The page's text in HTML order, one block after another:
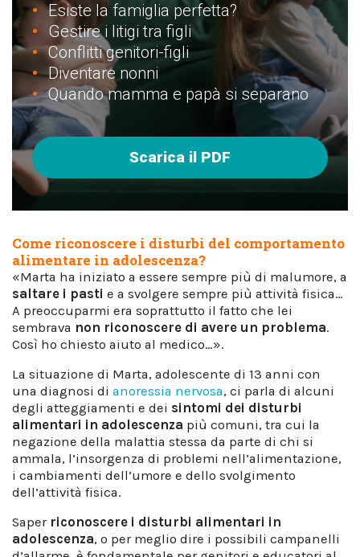
Esiste la famiglia perfetta?
Gestire i litigi tra figli
Conflitti genitori-figli
Diventare nonni
Quando mamma e papà si separano
Scarica il PDF
Come riconoscere i disturbi del comportamento
alimentare in adolescenza?
«Marta ha iniziato a essere sempre più di malumore, a
saltare i pasti e a svolgere sempre più attività fisica…
A preoccuparmi era soprattutto il fatto che lei
sembrava non riconoscere di avere un problema.
Così ho chiesto aiuto al medico…».
La situazione di Marta, adolescente di 13 anni con
una diagnosi di anoressia nervosa, ci parla di alcuni
degli atteggiamenti e dei sintomi dei disturbi
alimentari in adolescenza più comuni, tra cui la
negazione della malattia stessa da parte di chi si
ammala, l’insorgenza di problemi nell’alimentazione,
i cambiamenti dell’umore e dello svolgimento
dell’attività fisica.
Saper riconoscere i disturbi alimentari in
adolescenza, o per meglio dire i possibili campanelli